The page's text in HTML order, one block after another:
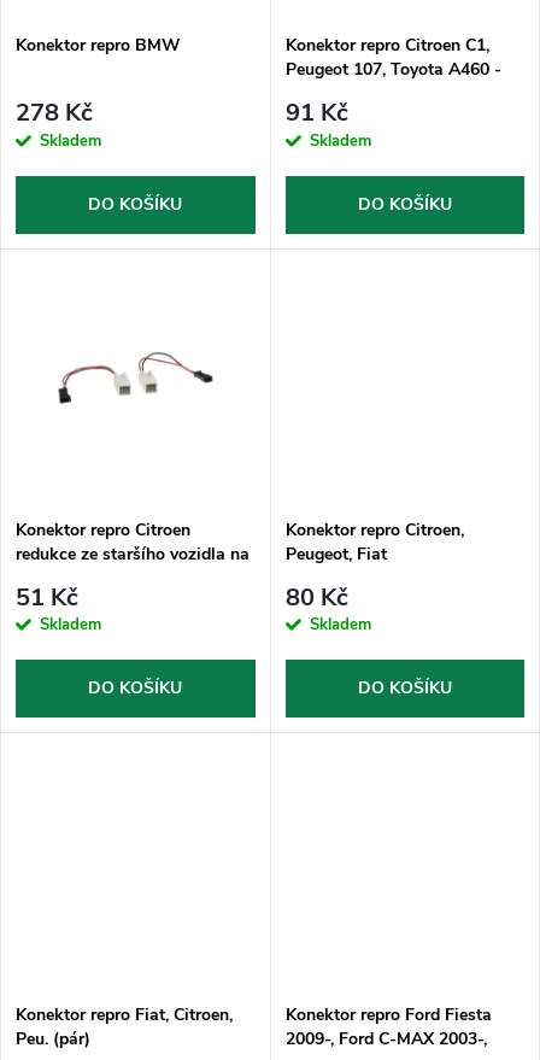
p
r
o
d
s
p
r
ů
Konektor repro BMW
278 Kč
Skladem
DO KOŠÍKU
Konektor repro Citroen C1,
Peugeot 107, Toyota A460 -
91 Kč
Skladem
DO KOŠÍKU
Konektor repro Citroen
redukce ze staršího vozidla na
51 Kč
Skladem
DO KOŠÍKU
Konektor repro Citroen,
Peugeot, Fiat
80 Kč
Skladem
DO KOŠÍKU
Konektor repro Fiat, Citroen,
Peu. (pár)
Konektor repro Ford Fiesta
2009-, Ford C-MAX 2003-,